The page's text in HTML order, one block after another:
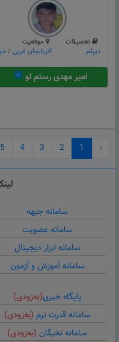
تحصیلات
دیپلم
موقعیت
آذربایجان غربی /
امیر مهدی رستم لو
‹
1
2
3
4
5
سامانه جبهه
سامانه عضویت
سامانه ابزار دیجیتال
سامانه آموزش و آزمون
پایگاه خبری(به‌زودی)
سامانه قدرت نرم (به‌زودی)
سامانه نخبگان (به‌زودی)